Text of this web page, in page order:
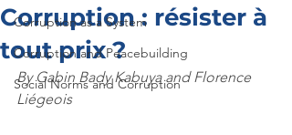
Corruption as a System
Corruption and Peacebuilding
Social Norms and Corruption
Corruption : résister à
tout prix ?
By Gabin Bady Kabuya and Florence
Liégeois